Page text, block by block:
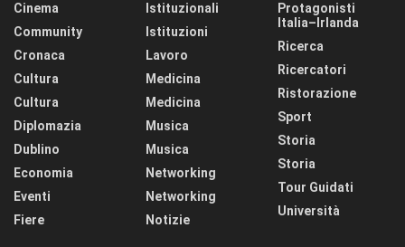
Cinema
Community
Cronaca
Cultura
Cultura
Diplomazia
Dublino
Economia
Eventi
Fiere
Istituzionali
Istituzioni
Lavoro
Medicina
Medicina
Musica
Musica
Networking
Networking
Notizie
Protagonisti
Italia–Irlanda
Ricerca
Ricercatori
Ristorazione
Sport
Storia
Storia
Tour Guidati
Università